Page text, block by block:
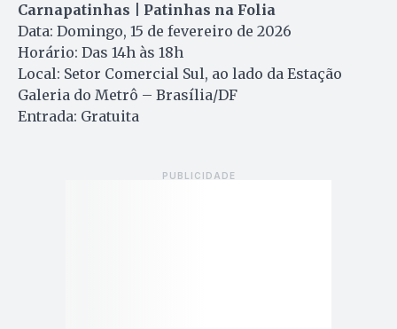
Carnapatinhas | Patinhas na Folia
Data: Domingo, 15 de fevereiro de 2026
Horário: Das 14h às 18h
Local: Setor Comercial Sul, ao lado da Estação
Galeria do Metrô – Brasília/DF
Entrada: Gratuita